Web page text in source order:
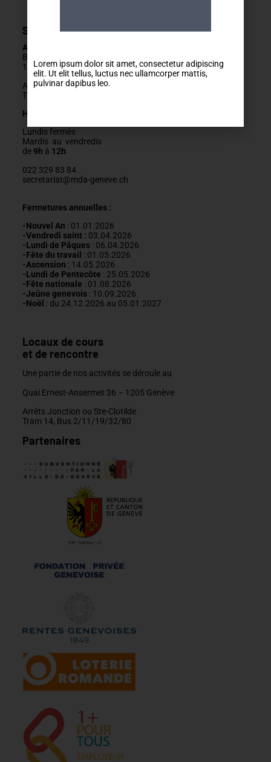
Secrétariat
Adresse
Boulevard Carl-Vogt 2
1205 Genève
Arrêts Jonction ou Ste-Clotilde
Tram 14, Bus 2/11/19/32/80
Horaires
Lundis fermés
Mardis au vendredis
de9h à 12h
022 329 83 84
secretariat@mda-geneve.ch
Fermetures annuelles :
-Nouvel An : 01.01.2026
-Vendredi saint : 03.04.2026
-Lundi de Pâques: 06.04.2026
-Fête du travail : 01 .05.2026
-Ascension : 14.05.2026
-Lundi de Pentecôte : 25.05.2026
-Fête nationale : 01.08.2026
-Jeûne genevois: 10.09.2026
-Noël : du 24.12.2026 au 05.01.2027
Locaux de cours
et de rencontre
Une partie de nos activités se déroule au
Quai Ernest-Ansermet 36 – 1205 Genève
Arrêts Jonction ou Ste-Clotilde
Tram 14, Bus 2/11/19/32/80
Partenaires
Lorem ipsum dolor sit amet, consectetur adipiscing
elit. Ut elit tellus, luctus nec ullamcorper mattis,
pulvinar dapibus leo.